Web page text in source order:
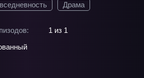
Драма
1 из 1